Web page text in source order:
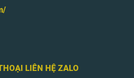
LIÊN HỆ ZALO